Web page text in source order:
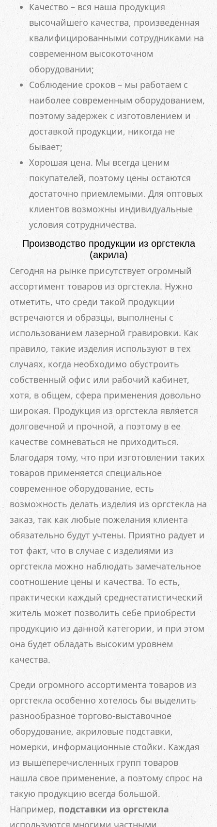
Качество – вся наша продукция
высочайшего качества, произведенная
квалифицированными сотрудниками на
современном высокоточном
оборудовании;
Соблюдение сроков – мы работаем с
наиболее современным оборудованием,
поэтому задержек с изготовлением и
доставкой продукции, никогда не
бывает;
Хорошая цена. Мы всегда ценим
покупателей, поэтому цены остаются
достаточно приемлемыми. Для оптовых
клиентов возможны индивидуальные
условия сотрудничества.
Производство продукции из оргстекла
(акрила)
Сегодня на рынке присутствует огромный
ассортимент товаров из оргстекла. Нужно
отметить, что среди такой продукции
встречаются и образцы, выполнены с
использованием лазерной гравировки. Как
правило, такие изделия используют в тех
случаях, когда необходимо обустроить
собственный офис или рабочий кабинет,
хотя, в общем, сфера применения довольно
широкая. Продукция из оргстекла является
долговечной и прочной, а поэтому в ее
качестве сомневаться не приходиться.
Благодаря тому, что при изготовлении таких
товаров применяется специальное
современное оборудование, есть
возможность делать изделия из оргстекла на
заказ, так как любые пожелания клиента
обязательно будут учтены. Приятно радует и
тот факт, что в случае с изделиями из
оргстекла можно наблюдать замечательное
соотношение цены и качества. То есть,
практически каждый среднестатистический
житель может позволить себе приобрести
продукцию из данной категории, и при этом
она будет обладать высоким уровнем
качества.
Среди огромного ассортимента товаров из
оргстекла особенно хотелось бы выделить
разнообразное торгово-выставочное
оборудование, акриловые подставки,
номерки, информационные стойки. Каждая
из вышеперечисленных групп товаров
нашла свое применение, а поэтому спрос на
такую продукцию всегда большой.
Например, подставки из оргстекла
используются многими частными